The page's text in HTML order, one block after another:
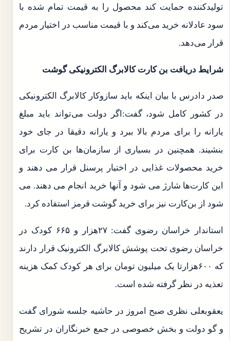
تولیدکننده حمایت کند محصول را به قیمت تمام شده با
سود عادلانه خرید می‌کند و با قیمت مناسب در اختیار مردم
قرار می‌دهد.
شرایط دریافت بن کارت کالابرگ الکترونیکی گوشت
صدر دادرس با بیان اینکه باید سازوکار کالابرگ الکترونیکی
در کشور کامل شود، گفت:اگر دولت می‌تواند باید مبلغ
یارانه را برای مردم بالا ببرد و یارانه دقیقا در جای خود
بنشیند. همچنین در بسیاری از سازمان‌ها بن کارت برای
خرید محصولات غذایی در اختیار پرسنل قرار می دهند و
این کارت‌ها شارژ می شود و آنها خرید انجام می دهند. می
شود از بن‌کارت نیز برای خرید گوشت قرمز استفاده کرد.
استاندار خراسان رضوی گفت: ۲۷هزار و ۶۶۵ کودک در
خراسان رضوی تحت پوشش کالابرگ الکترونیک قرار دارند
که ۶۰۰هزارتا یک میلیون تومان برای هر کودک کمک هزینه
تعذیه در نظر گرفته شده است.
یعقوبعلی نظری صبح امروز در حاشیه جلسه شورای گفت
و گو دولت و بخش خصوصی در جمع خبرنگاران در تشریح